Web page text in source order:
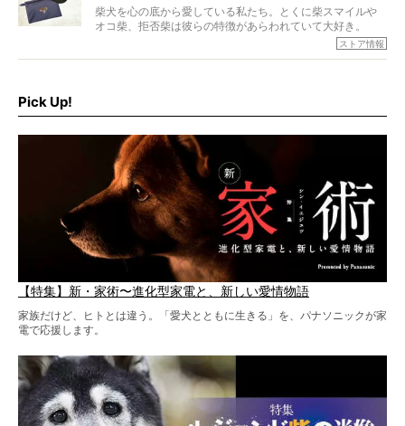
柴犬を心の底から愛している私たち。とくに柴スマイルや
オコ柴、拒否柴は彼らの特徴があらわれていて大好き。
でもちょっと待て…もうひとつ、忘れてはならない愛おしい
シーンがあったぞ。それは、背中を丸めて“ウンチなう”の姿
ストア情報
Pick Up!
【特集】新・家術〜進化型家電と、新しい愛情物語
家族だけど、ヒトとは違う。「愛犬とともに生きる」を、パナソニックが家
電で応援します。